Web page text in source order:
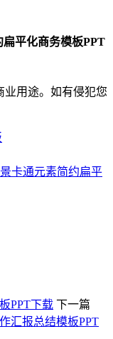
平化商务模板PPT
业用途。如有侵犯您
卡通元素简约扁平
PPT下载 下一篇
汇报总结模板PPT